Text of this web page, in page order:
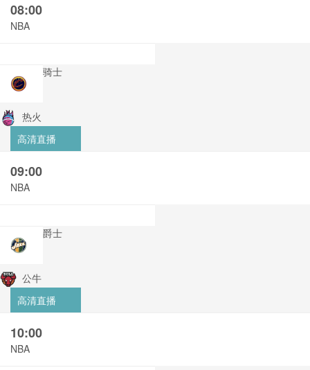
08:00
NBA
骑士
热火
高清直播
09:00
NBA
爵士
公牛
高清直播
10:00
NBA